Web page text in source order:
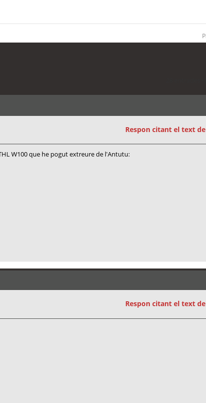
Respon citant el text
W100 que he pogut extreure de l'Antutu:
Respon citant el text